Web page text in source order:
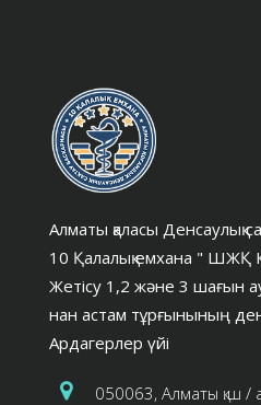
Алматы қаласы Денсаулық
10 Қалалық емхана " ШЖҚ
Жетісу 1,2 және 3 шағын
нан астам тұрғынының
Ардагерлер үйі
050063, Алматы қ.ш /